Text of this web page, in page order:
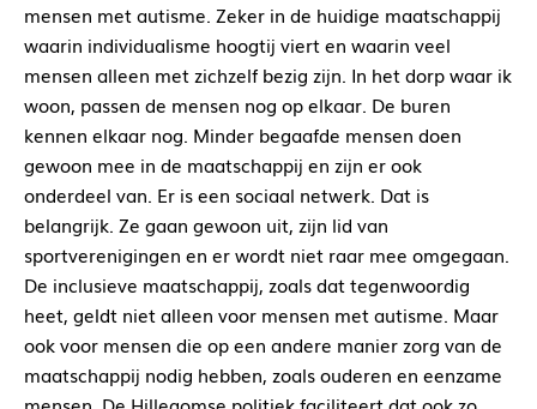
mensen met autisme. Zeker in de huidige maatschappij
waarin individualisme hoogtij viert en waarin veel
mensen alleen met zichzelf bezig zijn. In het dorp waar ik
woon, passen de mensen nog op elkaar. De buren
kennen elkaar nog. Minder begaafde mensen doen
gewoon mee in de maatschappij en zijn er ook
onderdeel van. Er is een sociaal netwerk. Dat is
belangrijk. Ze gaan gewoon uit, zijn lid van
sportverenigingen en er wordt niet raar mee omgegaan.
De inclusieve maatschappij, zoals dat tegenwoordig
heet, geldt niet alleen voor mensen met autisme. Maar
ook voor mensen die op een andere manier zorg van de
maatschappij nodig hebben, zoals ouderen en eenzame